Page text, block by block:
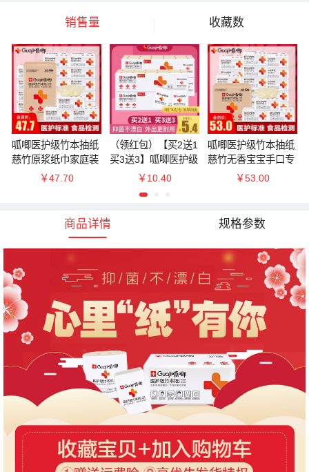
销售量 收藏数
呱唧医护级竹本抽纸
慈竹原浆纸巾家庭装
卫生标准检测3层40
￥47.70
（领红包）【买2送1
买3送3】呱唧医护级
手帕纸可湿水4层8片
￥10.40
呱唧医护级竹本抽纸
慈竹无香宝宝手口专
用装加量实惠3层36
￥53.00
商品详情 规格参数